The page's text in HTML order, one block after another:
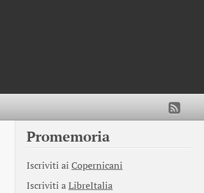
Promemoria
Iscriviti ai Copernicani
Iscriviti aLibreItalia